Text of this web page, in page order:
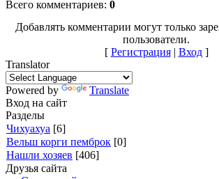
Всего комментариев: 0
Добавлять комментарии могут только
пользователи.
[ Регистрация| Вход]
Translator
Powered by
Translate
Вход на сайт
Разделы
Чихуахуа [6]
Вельш корги пемброк [0]
Нашли хозяев [406]
Друзья сайта